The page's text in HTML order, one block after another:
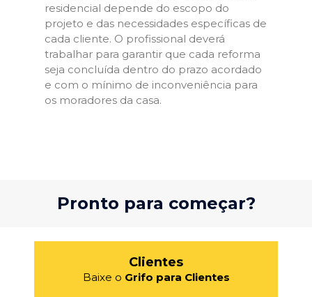
residencial depende do escopo do
projeto e das necessidades específicas de
cada cliente. O profissional deverá
trabalhar para garantir que cada reforma
seja concluída dentro do prazo acordado
e com o mínimo de inconveniência para
os moradores da casa.
Pronto para começar?
Clientes
Baixe o Grifo para Clientes